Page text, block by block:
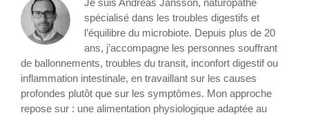
spécialisé dans les troubles digestifs et
l’équilibre du microbiote. Depuis plus de 20
ans, j’accompagne les personnes souffrant
de ballonnements, troubles du transit, inconfort digestif ou
inflammation intestinale, en travaillant sur les causes
profondes plutôt que sur les symptômes. Mon approche
repose sur : une alimentation physiologique adaptée au